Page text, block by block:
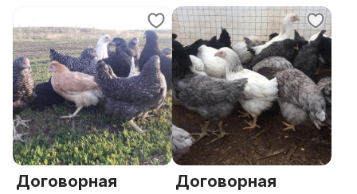
область
Договорная Договорная